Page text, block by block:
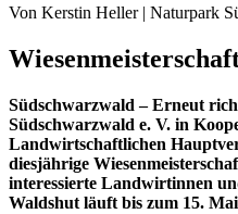
Von Kerstin Heller | Naturpark
Südschwarzwald – Erneut
Südschwarzwald e. V. in
Landwirtschaftlichen
diesjährige
interessierte Landwirtinnen
Waldshut läuft bis zum 15.